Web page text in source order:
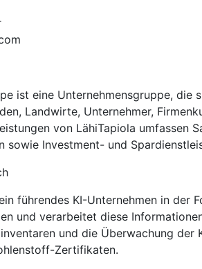
ist eine Unternehmensgruppe, die
Landwirte, Unternehmer,
von LähiTapiola umfassen
sowie Investment- und
führendes KI-Unternehmen in der
und verarbeitet diese
und die Überwachung der
Zertifikaten.